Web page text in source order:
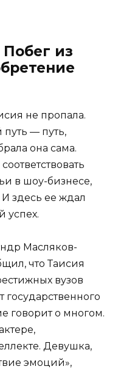
из
не пропала.
— путь,
она сама.
в шоу-бизнесе,
И здесь ее ждал
успех.
Масляков-
что Таисия
вузов
говорит о многом.
Девушка,
эмоций»,